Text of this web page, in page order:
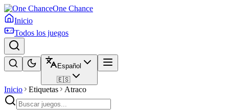
One Chance
Inicio
Todos los juegos
Español
🇪🇸
Inicio Etiquetas Atraco